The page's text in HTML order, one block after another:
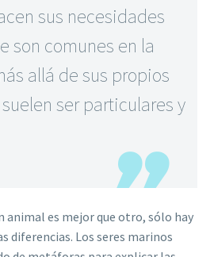
sus necesidades
son comunes en la
allá de sus propios
ser particulares y
animal es mejor que otro, sólo hay
diferencias. Los seres marinos